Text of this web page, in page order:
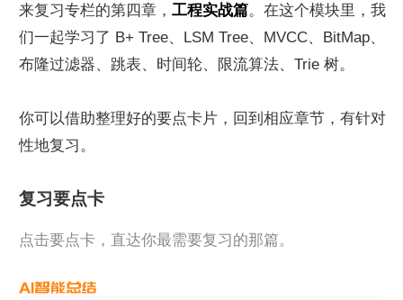
来复习专栏的第四章， 工程实战篇。在这个模块里，我
们一起学习了 B+ Tree、LSM Tree、MVCC、BitMap、
布隆过滤器、跳表、时间轮、限流算法、Trie 树。
你可以借助整理好的要点卡片，回到相应章节，有针对
性地复习。
复习要点卡
点击要点卡，直达你最需要复习的那篇。